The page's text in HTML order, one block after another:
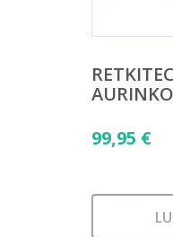
99,95 €